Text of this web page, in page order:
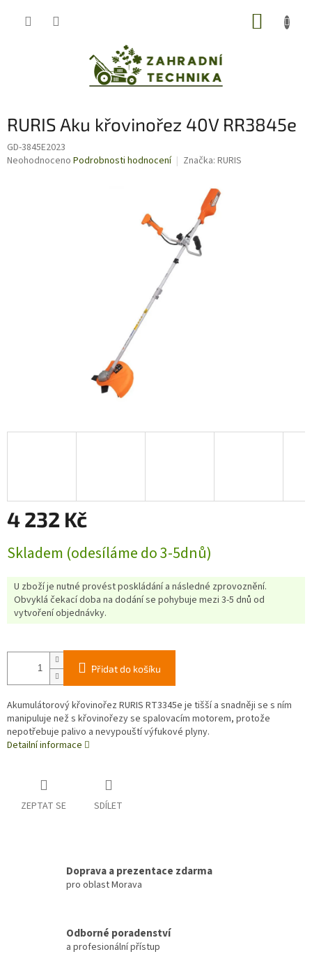
RURIS Aku křovinořez 40V RR3845e
GD-3845E2023
Průměrné
Neohodnoceno Podrobnosti hodnocení Značka: RURIS
4 232 Kč
cena:
Skladem (odesíláme do 3-5dnů)
U zboží je nutné provést poskládání a následné zprovoznění.
Obvyklá čekací doba na dodání se pohybuje mezi 3-5 dnů od
vytvoření objednávky.
Přidat do košíku
Akumulátorový křovinořez RURIS RT3345e je tišší a snadněji se s ním
manipuluje než s křovinořezy se spalovacím motorem, protože
nepotřebuje palivo a nevypouští výfukové plyny.
Detailní informace
ZEPTAT SE SDÍLET
Doprava a prezentace zdarma
pro oblast Morava
Odborné poradenství
a profesionální přístup